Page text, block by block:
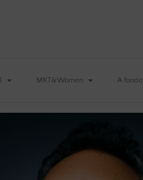
MKT&Women A fondo